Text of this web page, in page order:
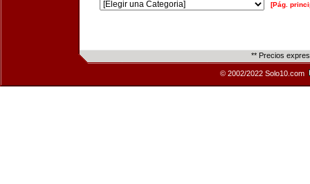
[Pág.
** Precios
© 2002/2022 Solo10.com